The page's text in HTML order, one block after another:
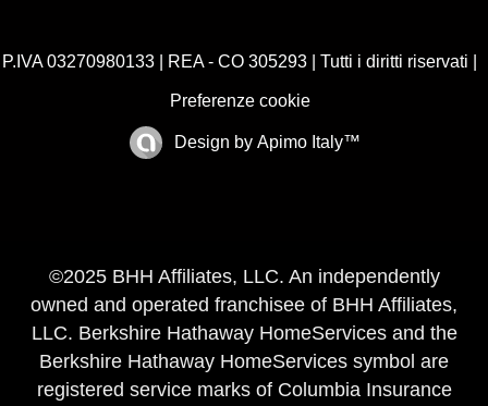
P.IVA 03270980133 | REA - CO 305293 | Tutti i diritti riservati |
Preferenze cookie
Design by Apimo Italy™
©2025 BHH Affiliates, LLC. An independently
owned and operated franchisee of BHH Affiliates,
LLC. Berkshire Hathaway HomeServices and the
Berkshire Hathaway HomeServices symbol are
registered service marks of Columbia Insurance